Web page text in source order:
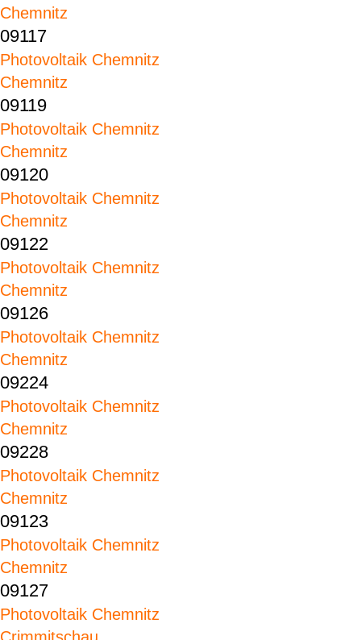
Chemnitz
09117
Photovoltaik Chemnitz
Chemnitz
09119
Photovoltaik Chemnitz
Chemnitz
09120
Photovoltaik Chemnitz
Chemnitz
09122
Photovoltaik Chemnitz
Chemnitz
09126
Photovoltaik Chemnitz
Chemnitz
09224
Photovoltaik Chemnitz
Chemnitz
09228
Photovoltaik Chemnitz
Chemnitz
09123
Photovoltaik Chemnitz
Chemnitz
09127
Photovoltaik Chemnitz